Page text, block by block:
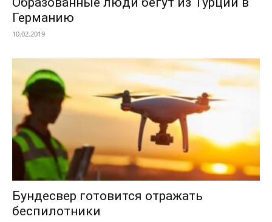
Германию
10.02.2019
Бундесвер готовится отражать
беспилотники